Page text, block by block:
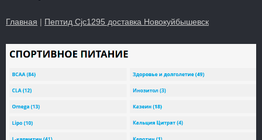
Главная | Пептид Cjc1295 доставка Новокуйбышевск